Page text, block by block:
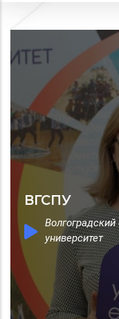
ВГСПУ
университет